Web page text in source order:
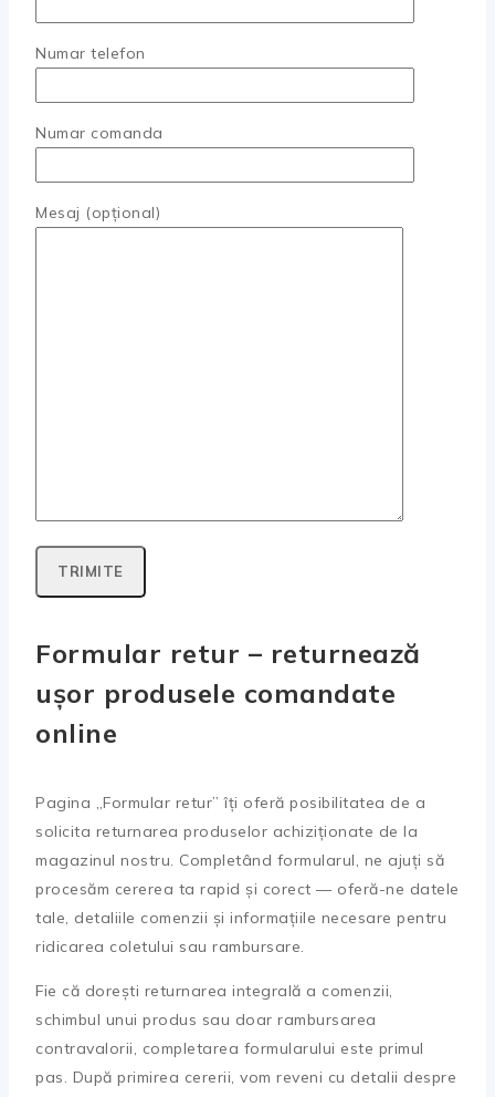
Numar telefon
Numar comanda
Mesaj (opțional)
Formular retur – returnează
ușor produsele comandate
online
Pagina „Formular retur” îți oferă posibilitatea de a
solicita returnarea produselor achiziționate de la
magazinul nostru. Completând formularul, ne ajuți să
procesăm cererea ta rapid și corect — oferă-ne datele
tale, detaliile comenzii și informațiile necesare pentru
ridicarea coletului sau rambursare.
Fie că dorești returnarea integrală a comenzii,
schimbul unui produs sau doar rambursarea
contravalorii, completarea formularului este primul
pas. După primirea cererii, vom reveni cu detalii despre